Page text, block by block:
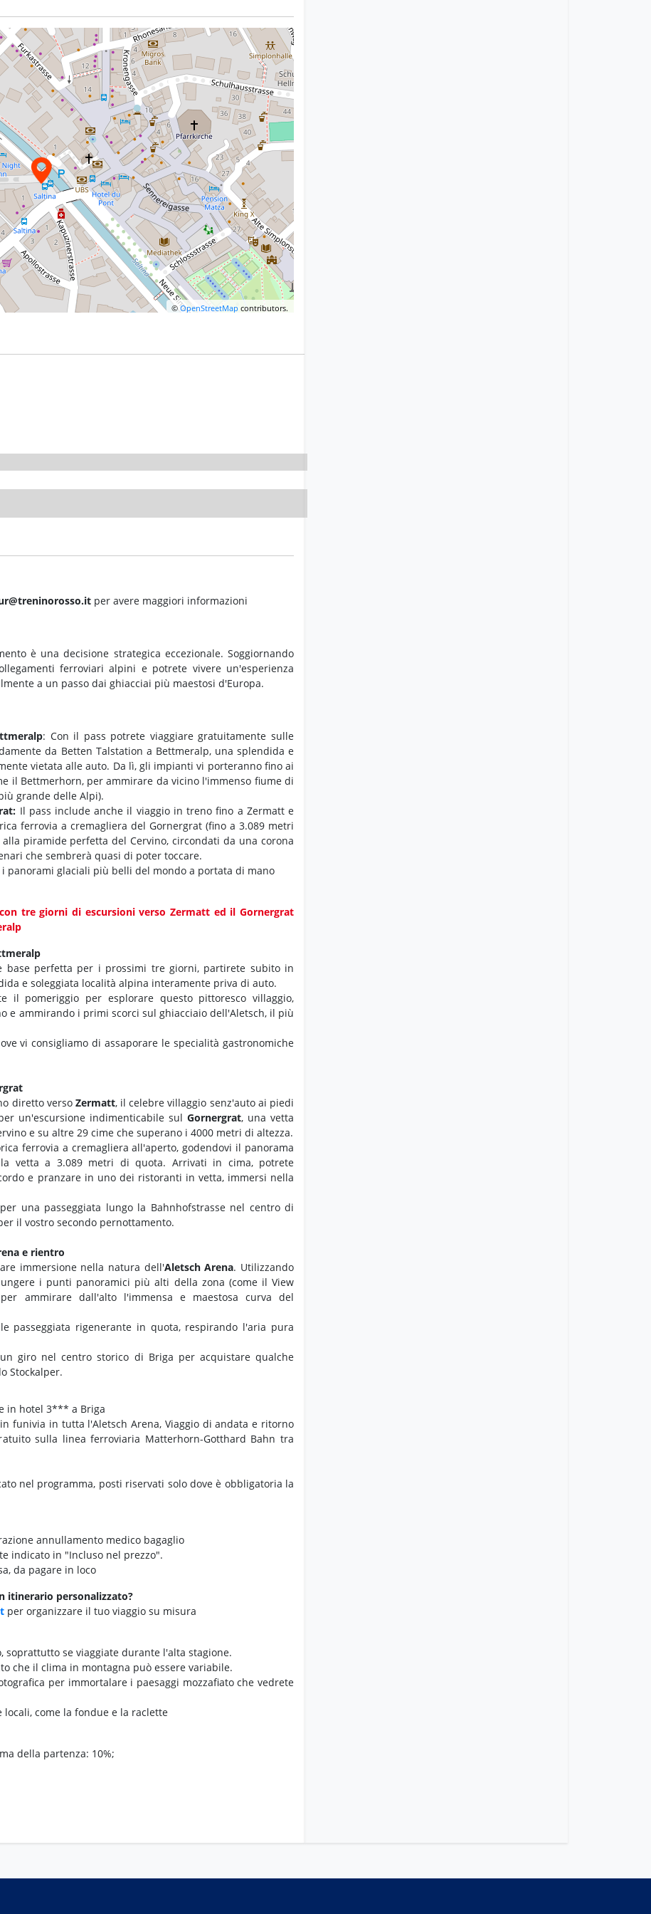
©OpenStreetMap contributors.
per avere maggiori informazioni
è una decisione strategica eccezionale. Soggiornando
ferroviari alpini e potrete vivere un'esperienza
a un passo dai ghiacciai più maestosi d'Europa.
: Con il pass potrete viaggiare gratuitamente sulle
da Betten Talstation a Bettmeralp, una splendida e
vietata alle auto. Da lì, gli impianti vi porteranno fino ai
il Bettmerhorn, per ammirare da vicino l'immenso fiume di
grande delle Alpi).
Il pass include anche il viaggio in treno fino a Zermatt e
ferrovia a cremagliera del Gornergrat (fino a 3.089 metri
piramide perfetta del Cervino, circondati da una corona
che sembrerà quasi di poter toccare.
panorami glaciali più belli del mondo a portata di mano
tre giorni di escursioni verso Zermatt ed il Gornergrat
base perfetta per i prossimi tre giorni, partirete subito in
e soleggiata località alpina interamente priva di auto.
il pomeriggio per esplorare questo pittoresco villaggio,
e ammirando i primi scorci sul ghiacciaio dell'Aletsch, il più
vi consigliamo di assaporare le specialità gastronomiche
diretto verso Zermatt, il celebre villaggio senz'auto ai piedi
un'escursione indimenticabile sul Gornergrat, una vetta
e su altre 29 cime che superano i 4000 metri di altezza.
ferrovia a cremagliera all'aperto, godendovi il panorama
vetta a 3.089 metri di quota. Arrivati in cima, potrete
e pranzare in uno dei ristoranti in vetta, immersi nella
una passeggiata lungo la Bahnhofstrasse nel centro di
il vostro secondo pernottamento.
e rientro
immersione nella natura dell'Aletsch Arena. Utilizzando
i punti panoramici più alti della zona (come il View
ammirare dall'alto l'immensa e maestosa curva del
passeggiata rigenerante in quota, respirando l'aria pura
giro nel centro storico di Briga per acquistare qualche
Stockalper.
in hotel 3*** a Briga
funivia in tutta l'Aletsch Arena, Viaggio di andata e ritorno
sulla linea ferroviaria Matterhorn-Gotthard Bahn tra
nel programma, posti riservati solo dove è obbligatoria la
annullamento medico bagaglio
indicato in "Incluso nel prezzo".
da pagare in loco
itinerario personalizzato?
per organizzare il tuo viaggio su misura
soprattutto se viaggiate durante l'alta stagione.
che il clima in montagna può essere variabile.
per immortalare i paesaggi mozzafiato che vedrete
locali, come la fondue e la raclette
della partenza: 10%;